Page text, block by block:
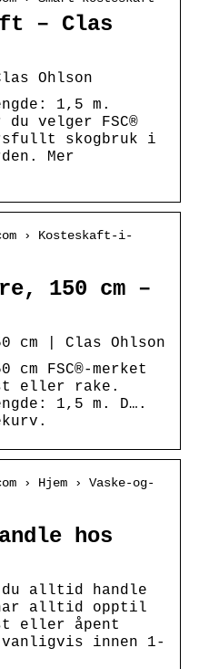
– Clas
Ohlson
1,5 m.
du velger FSC®
skogbruk i
Mer
› Kosteskaft-i-
150 cm –
cm | Clas Ohlson
FSC®-merket
eller rake.
1,5 m. D….
› Hjem › Vaske-og-
hos
du alltid handle
alltid opptil
eller åpent
vanligvis innen 1-